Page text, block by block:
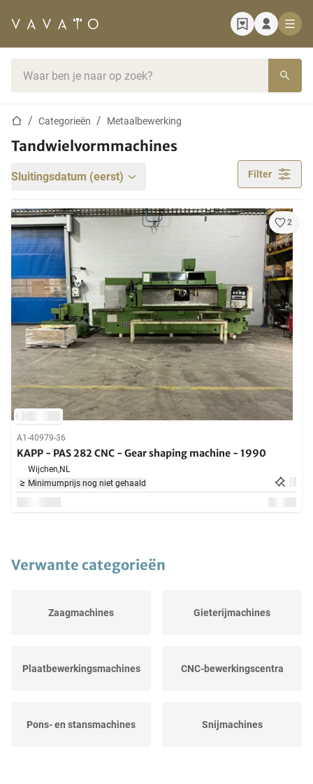
StartpaginaCategorieën Metaalbewerking
Tandwielvormmachines
Sluitingsdatum (eerst) Filter
2
A1-40979-36
KAPP - PAS 282 CNC - Gear shaping machine - 1990
Wijchen,NL
Minimumprijs nog niet gehaald
Verwante categorieën
Zaagmachines Gieterijmachines
Plaatbewerkingsmachines CNC-bewerkingscentra
Pons- en stansmachines Snijmachines